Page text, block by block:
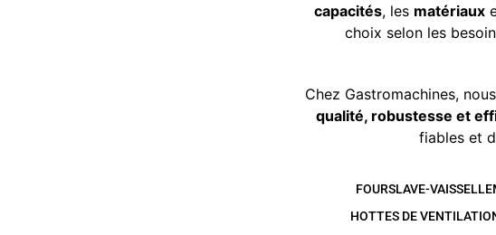
capacités, les matériaux
choix selon les
Chez Gastromachines,
qualité, robustesse et
fiables et
FOURSLAVE-VAISSELLE
HOTTES DE